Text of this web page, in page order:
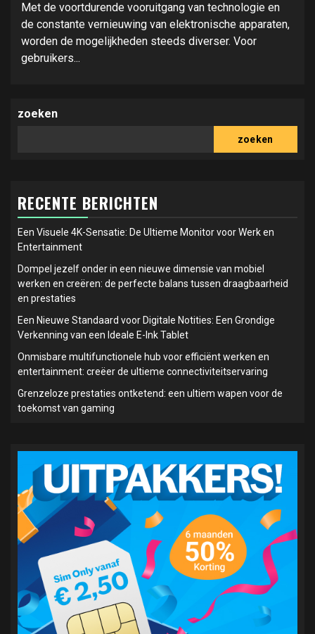
Met de voortdurende vooruitgang van technologie en
de constante vernieuwing van elektronische apparaten,
worden de mogelijkheden steeds diverser. Voor
gebruikers...
zoeken
zoeken
RECENTE BERICHTEN
Een Visuele 4K-Sensatie: De Ultieme Monitor voor Werk en
Entertainment
Dompel jezelf onder in een nieuwe dimensie van mobiel
werken en creëren: de perfecte balans tussen draagbaarheid
en prestaties
Een Nieuwe Standaard voor Digitale Notities: Een Grondige
Verkenning van een Ideale E-Ink Tablet
Onmisbare multifunctionele hub voor efficiënt werken en
entertainment: creëer de ultieme connectiviteitservaring
Grenzeloze prestaties ontketend: een ultiem wapen voor de
toekomst van gaming